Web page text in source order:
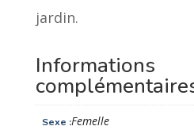
jardin.
Informations
Sexe Femelle